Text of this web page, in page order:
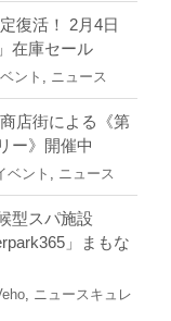
復活！ 2月4日
在庫セール
ント ニュース
店街による《第
ー》開催中
ベント ニュース
型スパ施設
」まもな
ニュースキュレ